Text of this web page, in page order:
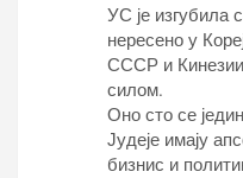
УС је изгубила
нересено у
СССР и
силом.
Оно сто се
Јудеје имају
бизнис и